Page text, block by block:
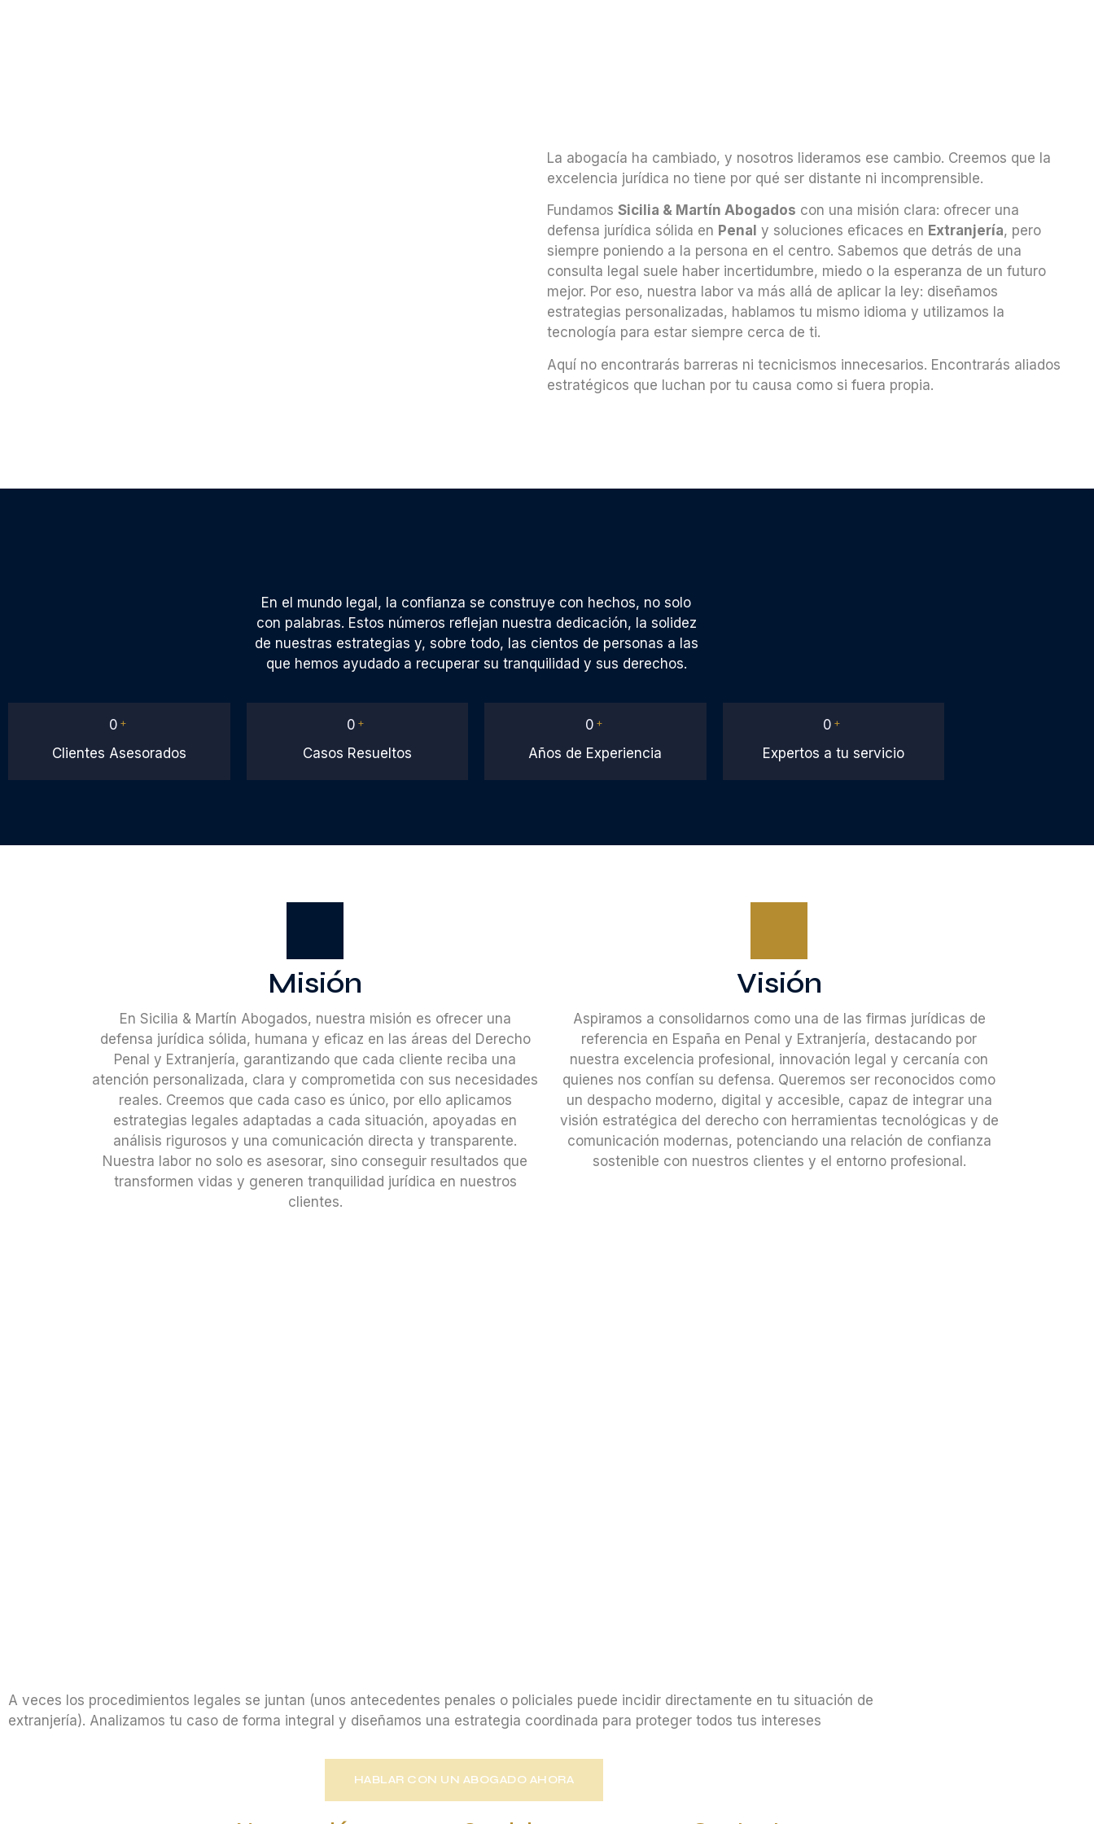
La abogacía ha cambiado, y nosotros lideramos ese cambio. Creemos que la
excelencia jurídica no tiene por qué ser distante ni incomprensible.
Fundamos Sicilia & Martín Abogados con una misión clara: ofrecer una
defensa jurídica sólida en Penal y soluciones eficaces en Extranjería, pero
siempre poniendo a la persona en el centro. Sabemos que detrás de una
consulta legal suele haber incertidumbre, miedo o la esperanza de un futuro
mejor. Por eso, nuestra labor va más allá de aplicar la ley: diseñamos
estrategias personalizadas, hablamos tu mismo idioma y utilizamos la
tecnología para estar siempre cerca de ti.
Aquí no encontrarás barreras ni tecnicismos innecesarios. Encontrarás aliados
estratégicos que luchan por tu causa como si fuera propia.
En el mundo legal, la confianza se construye con hechos, no solo
con palabras. Estos números reflejan nuestra dedicación, la solidez
de nuestras estrategias y, sobre todo, las cientos de personas a las
que hemos ayudado a recuperar su tranquilidad y sus derechos.
0 +
Clientes Asesorados
0 +
Casos Resueltos
0 +
Años de Experiencia
0 +
Expertos a tu servicio
Misión
En Sicilia & Martín Abogados, nuestra misión es ofrecer una
defensa jurídica sólida, humana y eficaz en las áreas del Derecho
Penal y Extranjería, garantizando que cada cliente reciba una
atención personalizada, clara y comprometida con sus necesidades
reales. Creemos que cada caso es único, por ello aplicamos
estrategias legales adaptadas a cada situación, apoyadas en
análisis rigurosos y una comunicación directa y transparente.
Nuestra labor no solo es asesorar, sino conseguir resultados que
transformen vidas y generen tranquilidad jurídica en nuestros
clientes.
Visión
Aspiramos a consolidarnos como una de las firmas jurídicas de
referencia en España en Penal y Extranjería, destacando por
nuestra excelencia profesional, innovación legal y cercanía con
quienes nos confían su defensa. Queremos ser reconocidos como
un despacho moderno, digital y accesible, capaz de integrar una
visión estratégica del derecho con herramientas tecnológicas y de
comunicación modernas, potenciando una relación de confianza
sostenible con nuestros clientes y el entorno profesional.
A veces los procedimientos legales se juntan (unos antecedentes penales o policiales puede incidir directamente en tu situación de
extranjería). Analizamos tu caso de forma integral y diseñamos una estrategia coordinada para proteger todos tus intereses
HABLAR CON UN ABOGADO AHORA